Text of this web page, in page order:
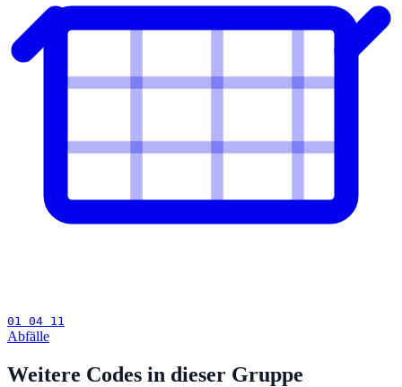
01 04 11
Abfälle
Weitere Codes in dieser Gruppe